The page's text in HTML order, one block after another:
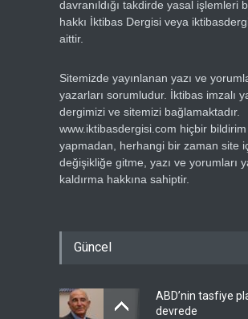
davranıldığı takdirde yasal işlemleri
hakkı İktibas Dergisi veya
aittir.
Sitemizde yayınlanan yazı ve
yazarları sorumludur. İktibas imzalı
dergimizi ve sitemizi bağlamaktadır.
www.iktibasdergisi.com hiçbir bildirim
yapmadan, herhangi bir zaman site
değişikliğe gitme, yazı ve yorumları
kaldırma hakkına sahiptir.
Güncel
ABD’nin tasfiye
devrede